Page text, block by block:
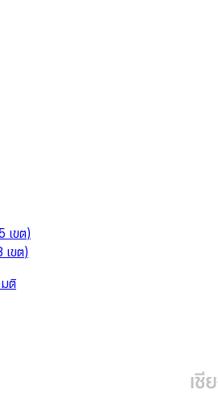
เขต)
เขต)
มติ